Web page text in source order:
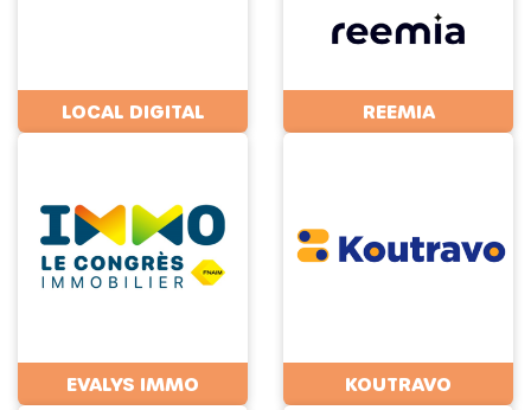
LOCAL DIGITAL REEMIA
EVALYS IMMO KOUTRAVO